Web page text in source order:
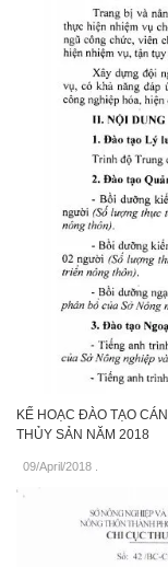
KẾ HOẠC ĐÀO TẠO
THỦY SẢN NĂM 2018
09/April/2018 .